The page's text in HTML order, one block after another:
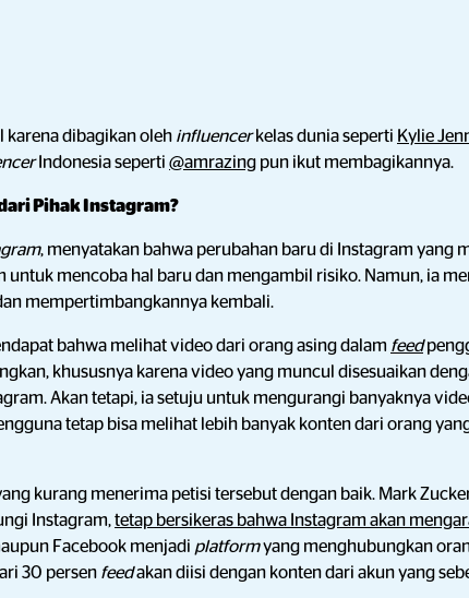
karena dibagikan oleh influencerkelas dunia seperti Kylie
Indonesia seperti @amrazing pun ikut membagikannya.
Pihak Instagram?
, menyatakan bahwa perubahan baru di Instagram yang
untuk mencoba hal baru dan mengambil risiko. Namun, ia
mempertimbangkannya kembali.
bahwa melihat video dari orang asing dalam feed
khususnya karena video yang muncul disesuaikan
Akan tetapi, ia setuju untuk mengurangi banyaknya
tetap bisa melihat lebih banyak konten dari orang
kurang menerima petisi tersebut dengan baik. Mark
Instagram,tetap bersikeras bahwa Instagram akan
Facebook menjadi platformyang menghubungkan
30 persen feedakan diisi dengan konten dari akun yang